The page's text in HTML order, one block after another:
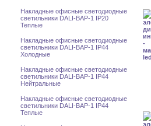
Накладные офисные светодиодные
светильники DALI-BAP-1 IP20
Теплые
Накладные офисные светодиодные
светильники DALI-BAP-1 IP44
Холодные
Накладные офисные светодиодные
светильники DALI-BAP-1 IP44
Нейтральные
Накладные офисные светодиодные
светильники DALI-BAP-1 IP44
Теплые